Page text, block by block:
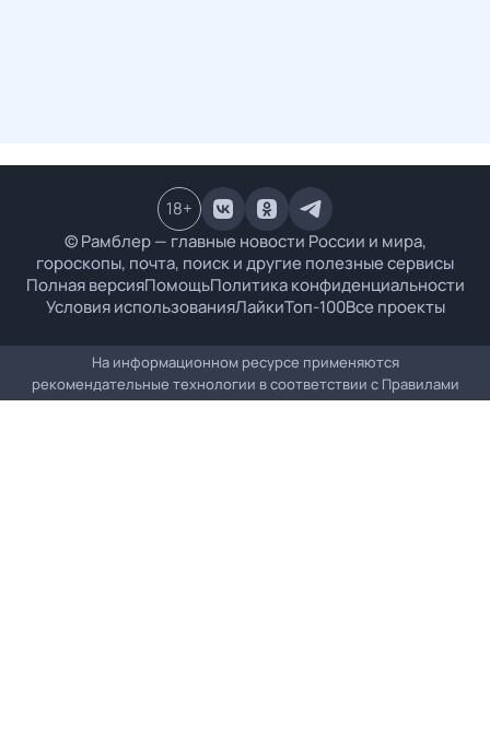
© Рамблер — главные новости России и мира,
гороскопы, почта, поиск и другие полезные сервисы
Полная версияПомощьПолитика конфиденциальности
Условия использованияЛайкиТоп-100Все проекты
18+
На информационном ресурсе применяются
рекомендательные технологии в соответствии с Правилами